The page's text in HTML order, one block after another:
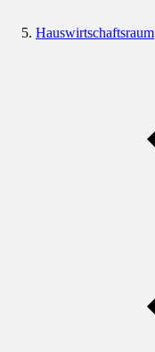
Hauswirtschaftsraum